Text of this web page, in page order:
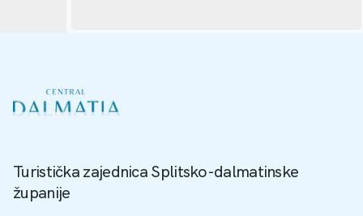
Turistička zajednica Splitsko-dalmatinske
županije